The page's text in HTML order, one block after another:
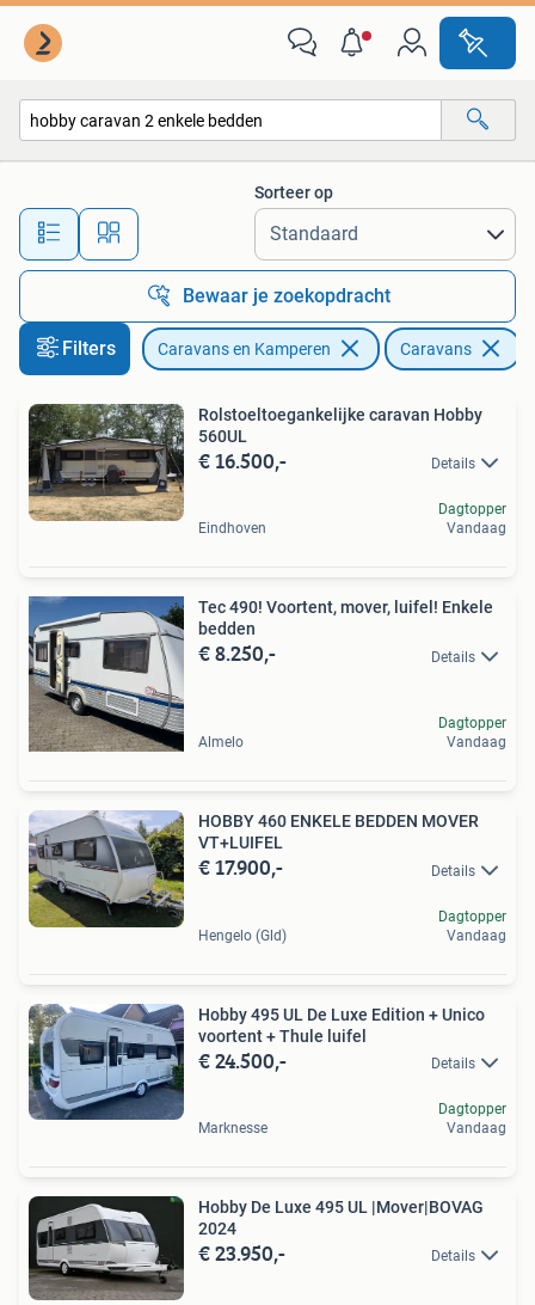
Alle afstanden…
Sorteer op
Bewaar je zoekopdracht
Filters Caravans en Kamperen Caravans
Rolstoeltoegankelijke caravan Hobby
560UL
€ 16.500,- Details
Eindhoven
Dagtopper
Vandaag
Tec 490! Voortent, mover, luifel! Enkele
bedden
€ 8.250,- Details
Almelo
Dagtopper
Vandaag
HOBBY 460 ENKELE BEDDEN MOVER
VT+LUIFEL
€ 17.900,- Details
Hengelo (Gld)
Dagtopper
Vandaag
Hobby 495 UL De Luxe Edition + Unico
voortent + Thule luifel
€ 24.500,- Details
Marknesse
Dagtopper
Vandaag
Hobby De Luxe 495 UL |Mover|BOVAG
2024
€ 23.950,- Details